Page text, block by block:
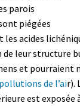
parois
piégées
acides
de leur
et
de l’air).
est